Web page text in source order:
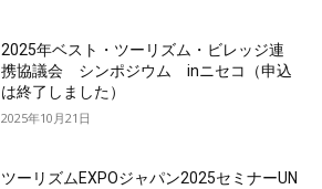
2025年ベスト・ツーリズム・ビレッジ連
携協議会 シンポジウム inニセコ（申込
は終了しました）
2025年10月21日
ツーリズムEXPOジャパン2025セミナーUN